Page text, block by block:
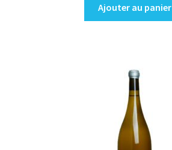
Ajouter au panier